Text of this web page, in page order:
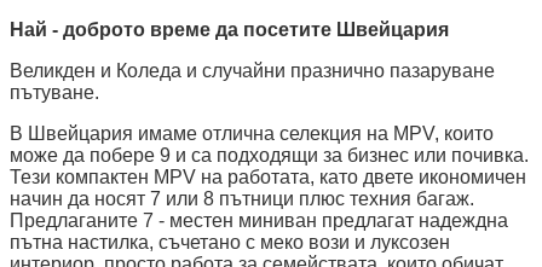
Най - доброто време да посетите Швейцария
Великден и Коледа и случайни празнично пазаруване
пътуване.
В Швейцария имаме отлична селекция на MPV, които
може да побере 9 и са подходящи за бизнес или почивка.
Тези компактен MPV на работата, като двете икономичен
начин да носят 7 или 8 пътници плюс техния багаж.
Предлаганите 7 - местен миниван предлагат надеждна
пътна настилка, съчетано с меко вози и луксозен